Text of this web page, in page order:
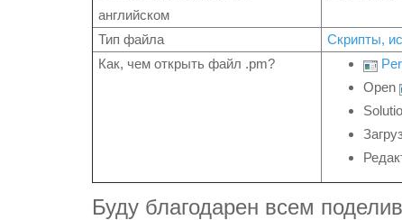
английском
Тип файла
Скрипты,
Как, чем открыть файл .pm?
Open
Буду благодарен всем